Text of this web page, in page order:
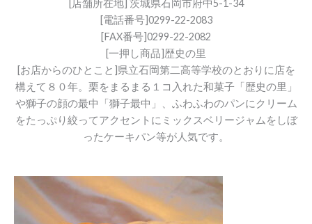
[店舗所在地] 茨城県石岡市府中5-1-34
[電話番号]0299-22-2083
[FAX番号]0299-22-2082
[一押し商品]歴史の里
[お店からのひとこと]県立石岡第二高等学校のとおりに店を
構えて８０年。栗をまるまる１コ入れた和菓子「歴史の里」
や獅子の顔の最中「獅子最中」、ふわふわのパンにクリーム
をたっぷり絞ってアクセントにミックスベリージャムをしぼ
ったケーキパン等が人気です。